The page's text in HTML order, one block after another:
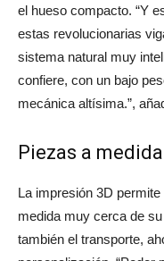
el hueso compacto. “Y
estas revolucionarias
sistema natural muy
confiere, con un bajo
mecánica altísima.”,
Piezas a
La impresión 3D
medida muy cerca de
también el transporte,